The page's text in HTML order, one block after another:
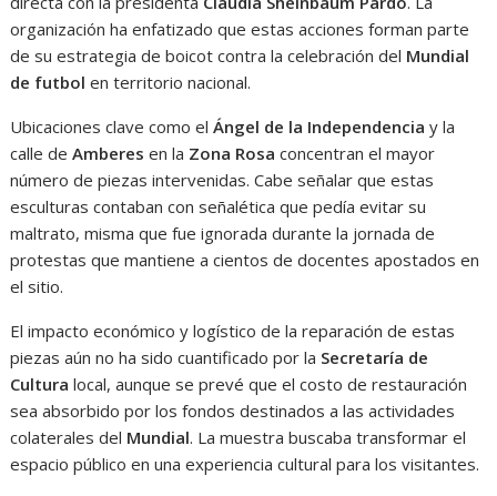
organización ha enfatizado que estas acciones forman parte
de su estrategia de boicot contra la celebración del Mundial
de futbol en territorio nacional.
Ubicaciones clave como elÁngel de la Independencia y la
calle deAmberes en la Zona Rosa concentran el mayor
número de piezas intervenidas. Cabe señalar que estas
esculturas contaban con señalética que pedía evitar su
maltrato, misma que fue ignorada durante la jornada de
protestas que mantiene a cientos de docentes apostados en
el sitio.
El impacto económico y logístico de la reparación de estas
piezas aún no ha sido cuantificado por la Secretaría de
Cultura local, aunque se prevé que el costo de restauración
sea absorbido por los fondos destinados a las actividades
colaterales del Mundial. La muestra buscaba transformar el
espacio público en una experiencia cultural para los visitantes.